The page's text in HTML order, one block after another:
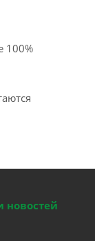
100%
новостей